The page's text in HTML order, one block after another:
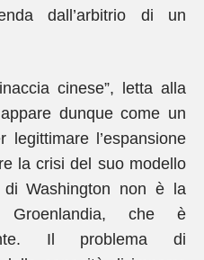
dall’arbitrio di un
cinese”, letta alla
dunque come un
legittimare l’espansione
la crisi del suo modello
Washington non è la
che è
Il problema di